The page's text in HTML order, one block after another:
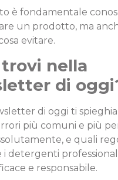
è fondamentale
un prodotto, ma
evitare.
trovi nella
di
di oggi ti
più comuni e più
e quali
i detergenti
e responsabile.